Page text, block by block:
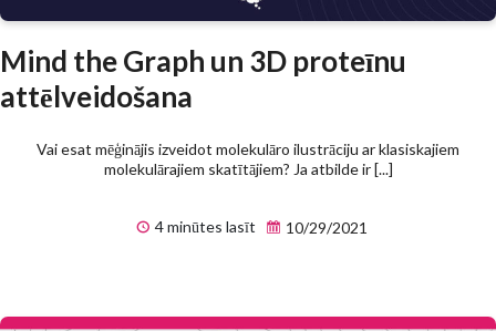
Mind the Graph un 3D proteīnu
attēlveidošana
Vai esat mēģinājis izveidot molekulāro ilustrāciju ar klasiskajiem
molekulārajiem skatītājiem? Ja atbilde ir [...]
4 minūtes lasīt 10/29/2021